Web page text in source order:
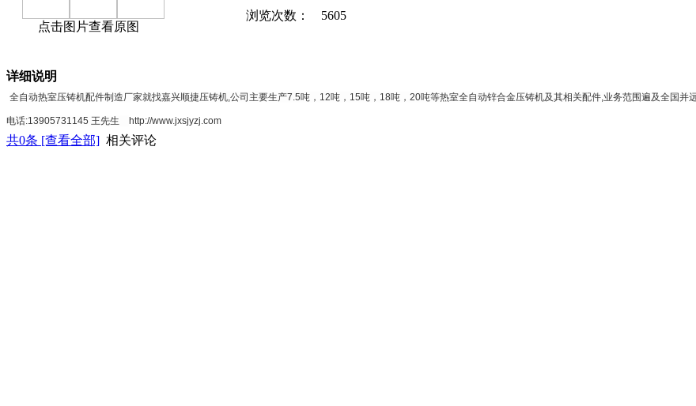
点击图片查看原图
浏览次数： 5605
详细说明
全自动热室压铸机配件制造厂家就找嘉兴顺捷压铸机,公司 主要生产7.5吨，12吨，15吨，18吨，20吨等热室全自动锌合金压铸机及其相关配件, 业务范围遍及全国并
电话:13905731145 王先生 http://www.jxsjyzj.com
共0条 [查看全部] 相关评论